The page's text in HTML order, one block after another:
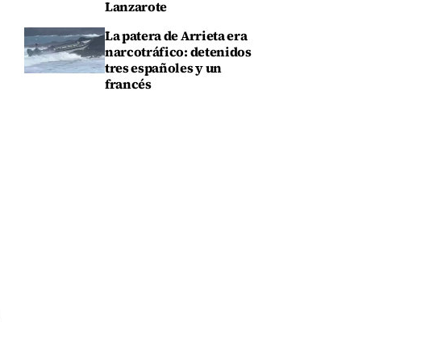
Lanzarote
La patera de Arrieta era
narcotráfico: detenidos
tres españoles y un
francés